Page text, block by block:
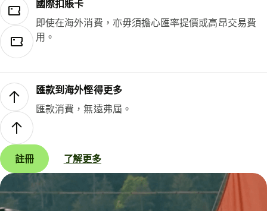
國際扣賬卡
即使在海外消費，亦毋須擔心匯率提價或高昂交易費
用。
匯款到海外慳得更多
匯款消費，無遠弗屆。
註冊 了解更多